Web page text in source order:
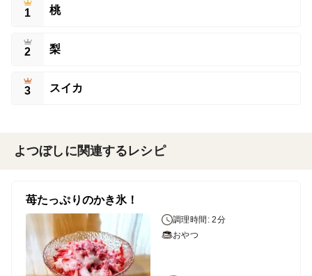
1 桃
2 梨
3 スイカ
よつぼしに関連するレシピ
苺たっぷりのかき氷！
調理時間: 2分
おやつ